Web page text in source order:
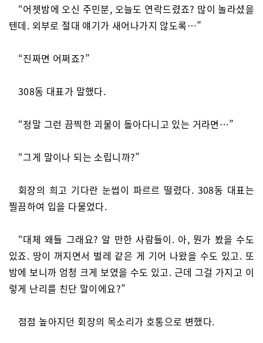
“어젯밤에 오신 주민분, 오늘도 연락드렸죠? 많이 놀라셨을
텐데. 외부로 절대 얘기가 새어나가지 않도록…”
“진짜면 어쩌죠?”
308동 대표가 말했다.
“정말 그런 끔찍한 괴물이 돌아다니고 있는 거라면…”
“그게 말이나 되는 소립니까?”
회장의 희고 기다란 눈썹이 파르르 떨렸다. 308동 대표는
찔끔하여 입을 다물었다.
“대체 왜들 그래요? 알 만한 사람들이. 아, 뭔가 봤을 수도
있죠. 땅이 꺼지면서 벌레 같은 게 기어 나왔을 수도 있고. 또
밤에 보니까 엄청 크게 보였을 수도 있고. 근데 그걸 가지고 이
렇게 난리를 친단 말이에요?”
점점 높아지던 회장의 목소리가 호통으로 변했다.